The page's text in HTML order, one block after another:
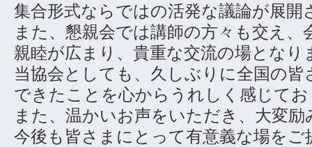
集合形式ならではの活発な議論が展開
また、懇親会では講師の方々も交え、
親睦が広まり、貴重な交流の場となり
当協会としても、久しぶりに全国の皆
できたことを心からうれしく感じて
また、温かいお声をいただき、大変
今後も皆さまにとって有意義な場を